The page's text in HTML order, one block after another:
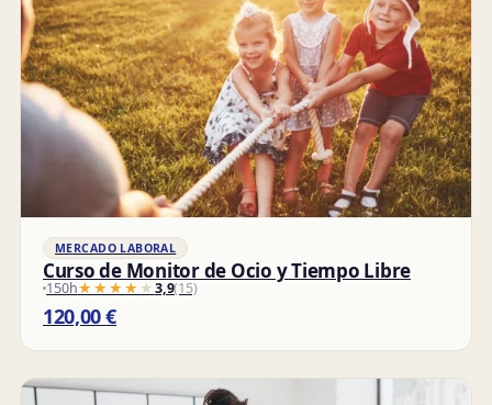
MERCADO LABORAL
Curso de Monitor de Ocio y Tiempo Libre
150h★★★★★
★★★★★3,9(15)
120,00€